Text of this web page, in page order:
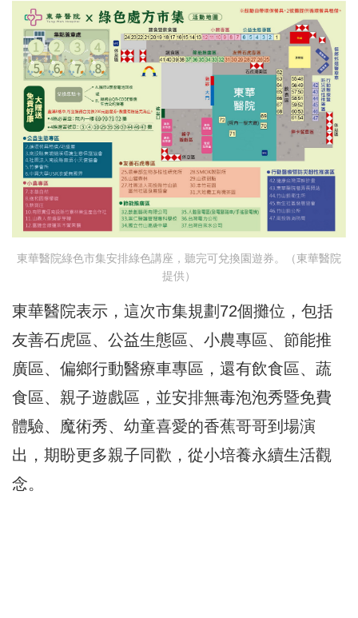
東華醫院綠色市集安排綠色講座，聽完可兌換園遊券。（東華醫院
提供）
東華醫院表示，這次市集規劃72個攤位，包括
友善石虎區、公益生態區、小農專區、節能推
廣區、偏鄉行動醫療車專區，還有飲食區、蔬
食區、親子遊戲區，並安排無毒泡泡秀暨免費
體驗、魔術秀、幼童喜愛的香蕉哥哥到場演
出，期盼更多親子同歡，從小培養永續生活觀
念。